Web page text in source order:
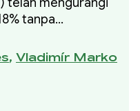
tanpa
ini
2025 kami
, Vladimír Marko